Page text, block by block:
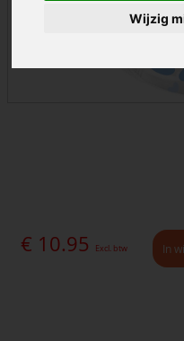
Wijzig
€ 10.95 Excl. btw In